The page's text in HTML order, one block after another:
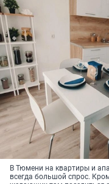
В Тюмени на квартиры и
всегда большой спрос.